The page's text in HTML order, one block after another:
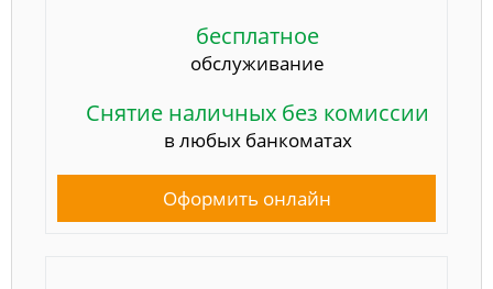
бесплатное
обслуживание
Снятие наличных без комиссии
в любых банкоматах
Оформить онлайн